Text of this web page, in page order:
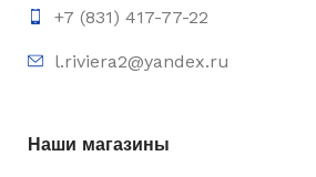
+7 (831) 417-77-22
l.riviera2@yandex.ru
Наши магазины